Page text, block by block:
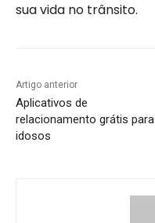
sua vida no trânsito.
Artigo anterior
Aplicativos de
relacionamento grátis para
idosos